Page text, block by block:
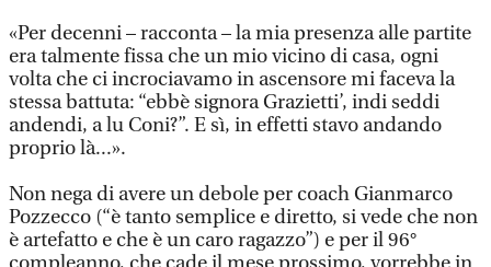
«Per decenni – racconta – la mia presenza alle partite
era talmente fissa che un mio vicino di casa, ogni
volta che ci incrociavamo in ascensore mi faceva la
stessa battuta: “ebbè signora Grazietti’, indi seddi
andendi, a lu Coni?”. E sì, in effetti stavo andando
proprio là...».
Non nega di avere un debole per coach Gianmarco
Pozzecco (“è tanto semplice e diretto, si vede che non
è artefatto e che è un caro ragazzo”) e per il 96°